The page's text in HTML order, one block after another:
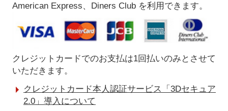
American Express、Diners Club を利用できます。
クレジットカードでのお支払は1回払いのみとさせて
いただきます。
クレジットカード本人認証サービス「3Dセキュア
2.0」導入について